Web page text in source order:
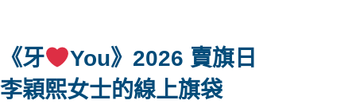
《牙
You》2026 賣旗日
李穎熙女士的線上旗袋